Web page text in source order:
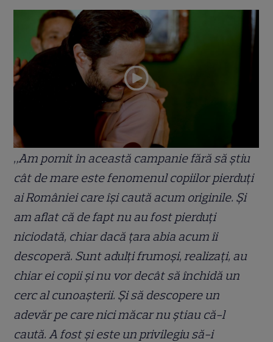
„Am pornit în această campanie fără să ştiu
cât de mare este fenomenul copiilor pierduţi
ai României care îşi caută acum originile. Şi
am aflat că de fapt nu au fost pierduţi
niciodată, chiar dacă ţara abia acum îi
descoperă. Sunt adulţi frumoşi, realizaţi, au
chiar ei copii şi nu vor decât să închidă un
cerc al cunoaşterii. Şi să descopere un
adevăr pe care nici măcar nu ştiau că-l
caută. A fost şi este un privilegiu să-i